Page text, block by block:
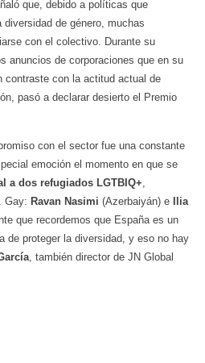
que, debido a políticas que
de género, muchas
con el colectivo. Durante su
anuncios de corporaciones que en su
contraste con la actitud actual de
pasó a declarar desierto el Premio
con el sector fue una constante
emoción el momento en que se
a dos refugiados LGTBIQ+,
Gay: Ravan Nasimi (Azerbaiyán) e
Ilia
que recordemos que España es un
de proteger la diversidad, y eso no hay
, también director de JN Global